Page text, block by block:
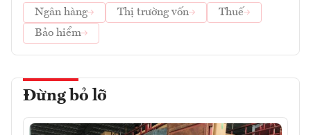
Ngân hàng
Thị trường vốn
Thuế
Bảo hiểm
Đừng bỏ lỡ